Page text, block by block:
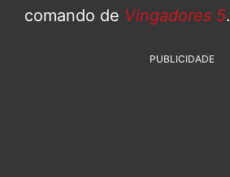
comando de Vingadores 5.
PUBLICIDADE